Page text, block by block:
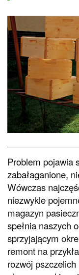
Problem pojawia
zabałaganione,
Wówczas
niezwykle
magazyn
spełnia naszych
sprzyjającym
remont na
rozwój